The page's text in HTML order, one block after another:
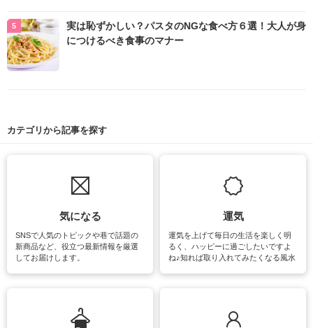
実は恥ずかしい？パスタのNGな食べ方６選！大人が身
につけるべき食事のマナー
カテゴリから記事を探す
気になる
SNSで人気のトピックや巷で話題の
新商品など、役立つ最新情報を厳選
してお届けします。
運気
運気を上げて毎日の生活を楽しく明
るく、ハッピーに過ごしたいですよ
ね♪知れば取り入れてみたくなる風水